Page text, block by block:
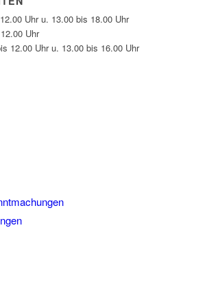
Uhr u. 13.00 bis 18.00 Uhr
Uhr
12.00 Uhr u. 13.00 bis 16.00 Uhr